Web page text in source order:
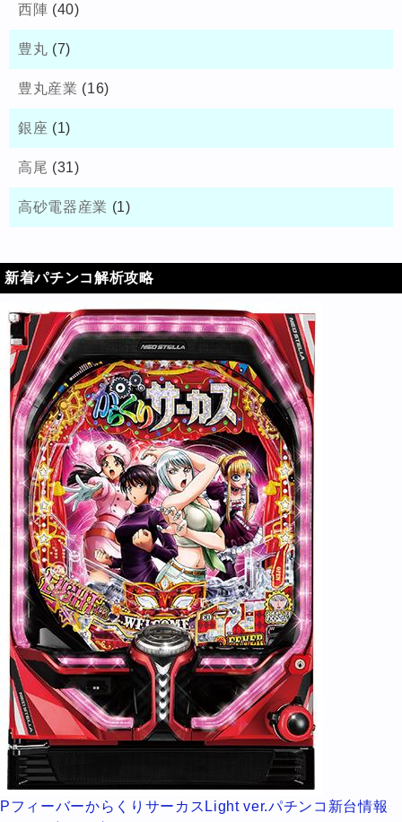
西陣 (40)
豊丸 (7)
豊丸産業 (16)
銀座 (1)
高尾 (31)
高砂電器産業 (1)
新着パチンコ解析攻略
PフィーバーからくりサーカスLight ver.パチンコ新台情報